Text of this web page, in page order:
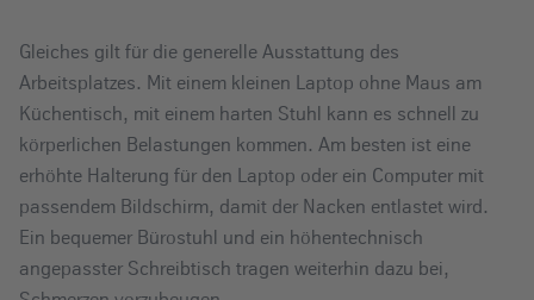
Gleiches gilt für die generelle Ausstattung des
Arbeitsplatzes. Mit einem kleinen Laptop ohne Maus am
Küchentisch, mit einem harten Stuhl kann es schnell zu
körperlichen Belastungen kommen. Am besten ist eine
erhöhte Halterung für den Laptop oder ein Computer mit
passendem Bildschirm, damit der Nacken entlastet wird.
Ein bequemer Bürostuhl und ein höhentechnisch
angepasster Schreibtisch tragen weiterhin dazu bei,